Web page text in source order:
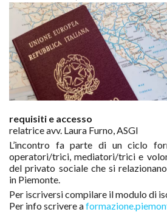
requisiti e accesso
relatrice avv. Laura Furno, ASGI
L’incontro fa parte di un ciclo
operatori/trici, mediatori/trici e
del privato sociale che si
in Piemonte.
Per iscriversi compilare il modulo di
Per info scrivere a